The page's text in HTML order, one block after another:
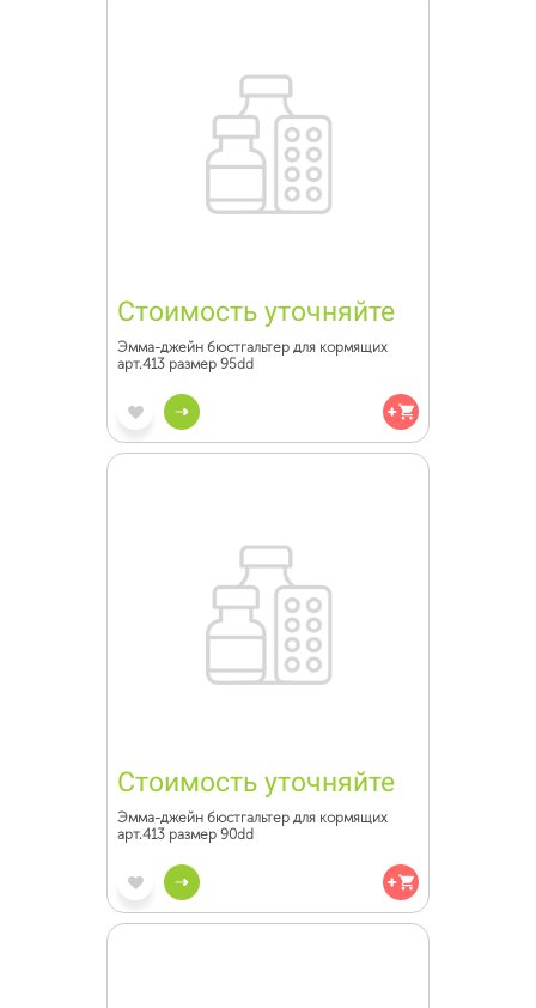
Стоимость уточняйте
Эмма-джейн бюстгальтер для кормящих
арт.413 размер 95dd
Стоимость уточняйте
Эмма-джейн бюстгальтер для кормящих
арт.413 размер 90dd